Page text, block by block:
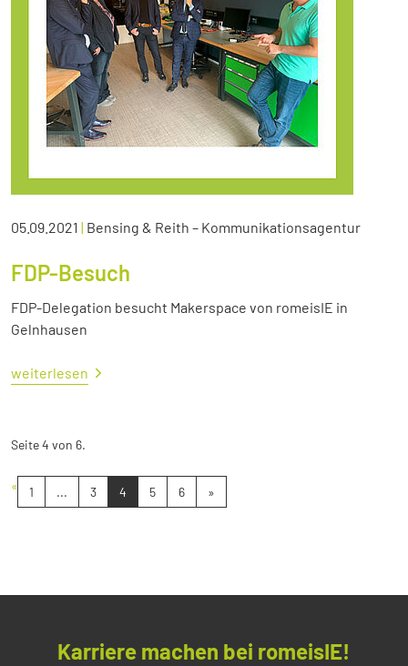
05.09.2021 | Bensing & Reith – Kommunikationsagentur
FDP-Besuch
FDP-Delegation besucht Makerspace von romeisIE in
Gelnhausen
weiterlesen
Seite 4 von 6.
« 1 ... 3 4 5 6 »
Karriere machen bei romeisIE!